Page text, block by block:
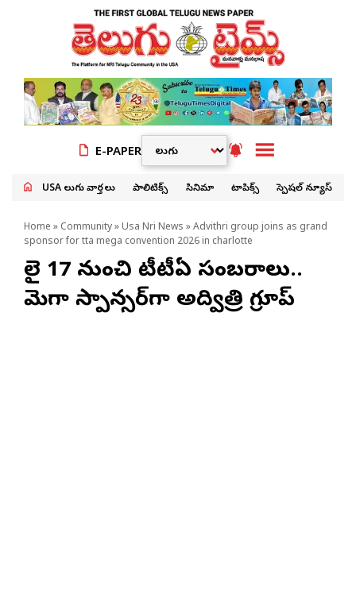
E-PAPER
USA తెలుగు వార్తలు పాలిటిక్స్ సినిమా టాపిక్స్ స్పెషల్ న్యూస్
Home » Community» Usa Nri News » Advithri group joins as grand
sponsor for tta mega convention 2026 in charlotte
జూలై 17 నుంచి టీటీఏ సంబరాలు..
మెగా స్పాన్సర్‌గా అద్విత్రి గ్రూప్